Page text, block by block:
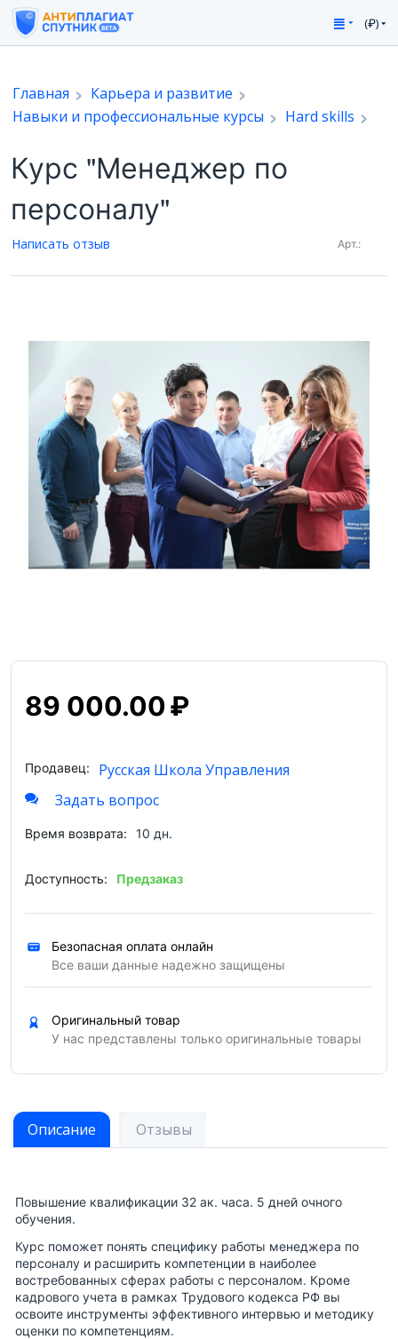
(₽)
Главная
Карьера и развитие
Навыки и профессиональные курсы
Hard skills
Курс "Менеджер по
персоналу"
Написать отзыв Арт.:
89 000.00₽
Продавец:
Русская Школа Управления
Задать вопрос
Время возврата: 10 дн.
Доступность: Предзаказ
Безопасная оплата онлайн
Все ваши данные надежно защищены
Оригинальный товар
У нас представлены только оригинальные товары
Описание Отзывы
Повышение квалификации 32 ак. часа. 5 дней очного
обучения.
Курс поможет понять специфику работы менеджера по
персоналу и расширить компетенции в наиболее
востребованных сферах работы с персоналом. Кроме
кадрового учета в рамках Трудового кодекса РФ вы
освоите инструменты эффективного интервью и методику
оценки по компетенциям.